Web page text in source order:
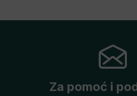
Za pomoć i